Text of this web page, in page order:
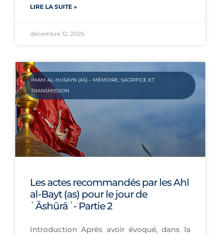
LIRE LA SUITE »
décembre 12, 2025
IMAM AL-ḤUSAYN (AS) – MÉMOIRE, SACRIFICE ET
TRANSMISSION
Les actes recommandés par les Ahl
al-Bayt (as) pour le jour de
ʿĀshūrāʾ- Partie 2
Introduction Après avoir évoqué, dans la